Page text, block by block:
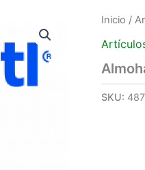
Inicio /
SKU: